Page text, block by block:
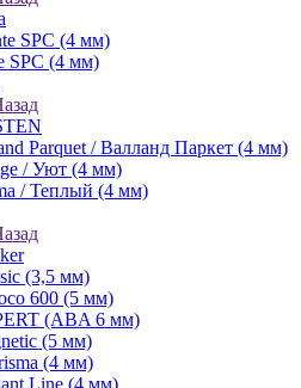
SPC (4 мм)
SPC (4 мм)
Parquet / Валланд Паркет (4 мм)
/ Уют (4 мм)
/ Теплый (4 мм)
(3,5 мм)
600 (5 мм)
(ABA 6 мм)
(5 мм)
(4 мм)
Line (4 мм)